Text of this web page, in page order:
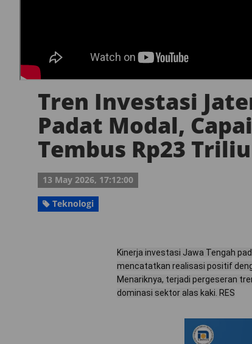
Tren Investasi
Padat Modal,
Tembus Rp23
13 May 2026, 17:12:00
Teknologi
Kinerja investasi Jawa Tengah
mencatatkan realisasi positif
Menariknya, terjadi pergeseran
dominasi sektor alas kaki. RES